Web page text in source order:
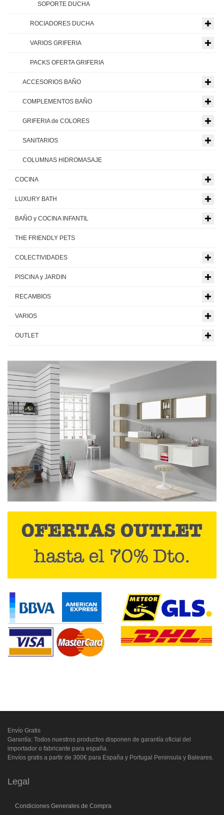
SOPORTE DUCHA
ROCIADORES DUCHA
VARIOS GRIFERIA
PACKS OFERTA GRIFERIA
ACCESORIOS BAÑO
COMPLEMENTOS BAÑO
GRIFERIA de COLORES
SANITARIOS
COLUMNAS HIDROMASAJE
COCINA
LUXURY BATH
BAÑO y COCINA INFANTIL
THE FRIENDLY PETS
COLECTIVIDADES
PISCINA y JARDIN
RECAMBIOS
VARIOS
OUTLET
Envío Gratis
Garantía: Todos nuestros productos disponen de garantía oficial del
importador o fabricante para españa.
Envíos gratis a partir de 300€ para España y Portugal Peninsula y Baleares.
Legal
Condiciones Generales de Compra